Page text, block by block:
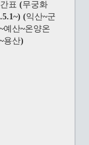
표 (무궁화
(익산~군
예산~온양온
용산)